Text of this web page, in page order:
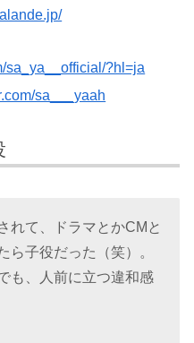
sa_ya__official/?hl=ja
sa___yaah
れて、ドラマとかCMと
子役だった（笑）。
も、人前に立つ違和感